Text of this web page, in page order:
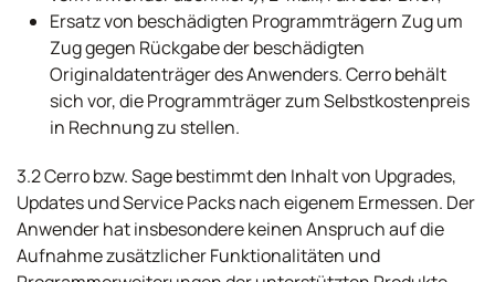
Ersatz von beschädigten Programmträgern Zug um
Zug gegen Rückgabe der beschädigten
Originaldatenträger des Anwenders. Cerro behält
sich vor, die Programmträger zum Selbstkostenpreis
in Rechnung zu stellen.
3.2 Cerro bzw. Sage bestimmt den Inhalt von Upgrades,
Updates und Service Packs nach eigenem Ermessen. Der
Anwender hat insbesondere keinen Anspruch auf die
Aufnahme zusätzlicher Funktionalitäten und